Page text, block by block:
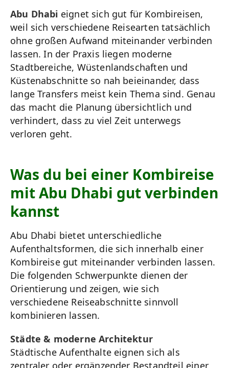
Abu Dhabi eignet sich gut für Kombireisen,
weil sich verschiedene Reisearten tatsächlich
ohne großen Aufwand miteinander verbinden
lassen. In der Praxis liegen moderne
Stadtbereiche, Wüstenlandschaften und
Küstenabschnitte so nah beieinander, dass
lange Transfers meist kein Thema sind. Genau
das macht die Planung übersichtlich und
verhindert, dass zu viel Zeit unterwegs
verloren geht.
Was du bei einer Kombireise
mit Abu Dhabi gut verbinden
kannst
Abu Dhabi bietet unterschiedliche
Aufenthaltsformen, die sich innerhalb einer
Kombireise gut miteinander verbinden lassen.
Die folgenden Schwerpunkte dienen der
Orientierung und zeigen, wie sich
verschiedene Reiseabschnitte sinnvoll
kombinieren lassen.
Städte & moderne Architektur
Städtische Aufenthalte eignen sich als
zentraler oder ergänzender Bestandteil einer